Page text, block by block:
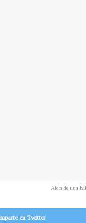
Aleta de una
en Twitter